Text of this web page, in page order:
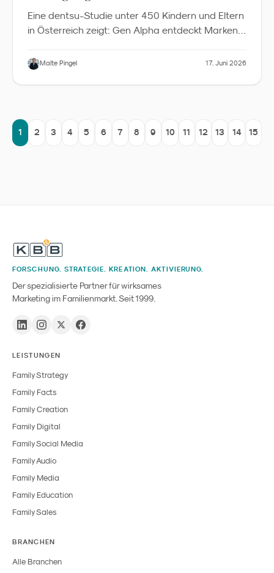
Eine dentsu-Studie unter 450 Kindern und Eltern
in Österreich zeigt: Gen Alpha entdeckt Marken
weit über Spielzeug hinaus und erwartet von
Malte Pingel 17. Juni 2026
1 2 3 4 5 6 7 8 9 10 11 12 13 14 15
FORSCHUNG. STRATEGIE. KREATION. AKTIVIERUNG.
Der spezialisierte Partner für wirksames
Marketing im Familienmarkt. Seit 1999.
LEISTUNGEN
Family Strategy
Family Facts
Family Creation
Family Digital
Family Social Media
Family Audio
Family Media
Family Education
Family Sales
BRANCHEN
Alle Branchen